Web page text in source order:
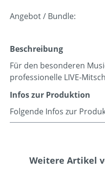
Angebot / Bundle:
Beschreibung
Für den besonderen
professionelle LIVE-
Infos zur Produktion
Folgende Infos zur
Produktgalerie
Weitere Artikel